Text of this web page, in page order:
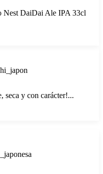
Nest DaiDai Ale IPA 33cl
seca y con carácter!...